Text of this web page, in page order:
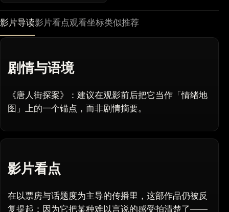
影片导读影片看点观看坐标类似推荐
剧情与语境
《唐人街探案》：建议在观影前后把它当作「情绪地
图」上的一个锚点，而非剧情摘要。
影片看点
在以票房与话题度为主导的传播里，这部作品仍被反
复提起：因为它把某种难以言说的感受拍清楚了——